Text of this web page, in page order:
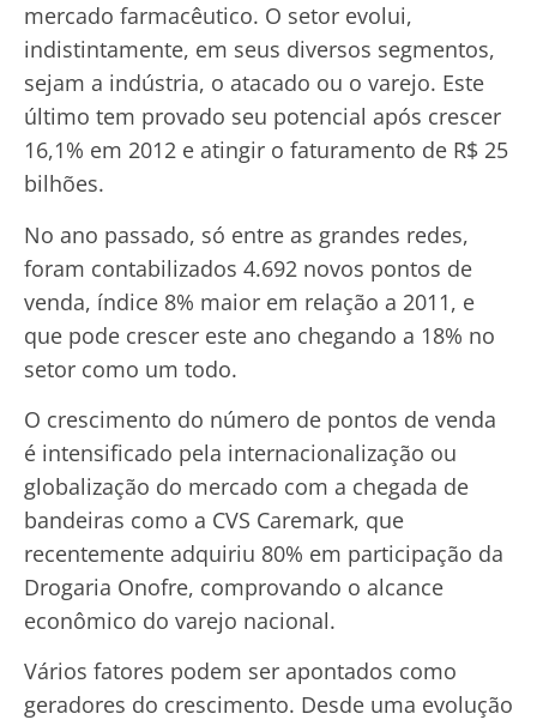
mercado farmacêutico. O setor evolui,
indistintamente, em seus diversos segmentos,
sejam a indústria, o atacado ou o varejo. Este
último tem provado seu potencial após crescer
16,1% em 2012 e atingir o faturamento de R$ 25
bilhões.
No ano passado, só entre as grandes redes,
foram contabilizados 4.692 novos pontos de
venda, índice 8% maior em relação a 2011, e
que pode crescer este ano chegando a 18% no
setor como um todo.
O crescimento do número de pontos de venda
é intensificado pela internacionalização ou
globalização do mercado com a chegada de
bandeiras como a CVS Caremark, que
recentemente adquiriu 80% em participação da
Drogaria Onofre, comprovando o alcance
econômico do varejo nacional.
Vários fatores podem ser apontados como
geradores do crescimento. Desde uma evolução